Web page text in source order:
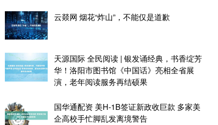
云燚网 烟花“炸山”，不能仅是道歉
天源国际 全民阅读 | 银发诵经典，书香绽芳
华！洛阳市图书馆《中国话》亮相全省展
演，老年阅读服务再结硕果
国华通配资 美H-1B签证新政收巨款 多家美
企高校手忙脚乱发离境警告